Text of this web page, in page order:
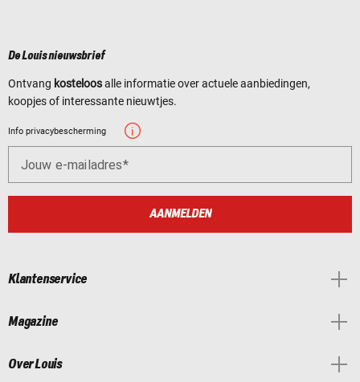
De Louis nieuwsbrief
Ontvang kosteloosalle informatie over actuele aanbiedingen,
koopjes of interessante nieuwtjes.
Info privacybescherming
Jouw e-mailadres
AANMELDEN
Klantenservice
Magazine
Over Louis